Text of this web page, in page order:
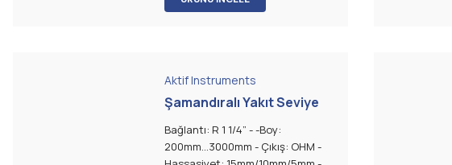
Aktif Instruments
Şamandıralı Yakıt Seviye
Sensörü
Bağlantı: R 1 1/4” - -Boy:
200mm...3000mm - Çıkış: OHM -